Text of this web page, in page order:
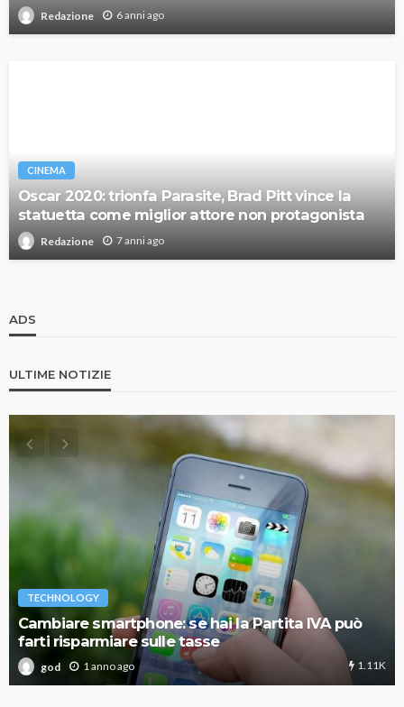
Redazione 6 anni ago
CINEMA
Oscar 2020: trionfa Parasite, Brad Pitt vince la
statuetta come miglior attore non protagonista
Redazione 7 anni ago
ADS
ULTIME NOTIZIE
TECHNOLOGY
Cambiare smartphone: se hai la Partita IVA può
farti risparmiare sulle tasse
god 1 anno ago 1.11K